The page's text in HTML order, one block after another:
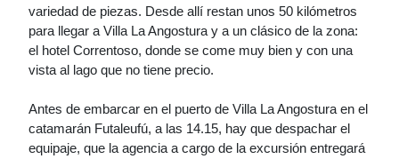
variedad de piezas. Desde allí restan unos 50 kilómetros
para llegar a Villa La Angostura y a un clásico de la zona:
el hotel Correntoso, donde se come muy bien y con una
vista al lago que no tiene precio.
Antes de embarcar en el puerto de Villa La Angostura en el
catamarán Futaleufú, a las 14.15, hay que despachar el
equipaje, que la agencia a cargo de la excursión entregará